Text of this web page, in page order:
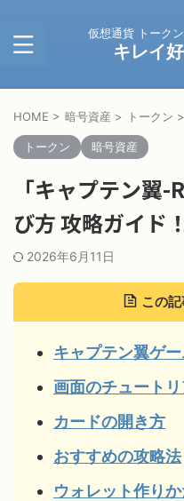
仮想通貨 トーク
キレイ
HOME > 暗号資産 > トークン >
トークン 暗号資産
「キャプテン翼
び方 攻略ガイド
2026年6月11日
この
キャプテン翼ゲ
画面のチュート
カードの開き方
おすすめの攻略法
ウォレット作り